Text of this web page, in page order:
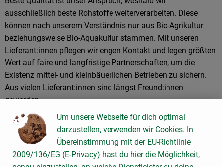
ausschließlich beste Rohstoffe weiterverarbeiten. Diese
können nach unserem Verständnis nur aus Bio-Agrikultur
beziehungsweise Bio-Aquakultur stammen. Mit unseren
Lieferant:innen pflegen wir engen Kontakt und legen größten
Wert auf faire und langfristige Partnerschaften, um die
Existenz mittel- und kleinbäuerlichen Betrieben zu sichern.
Aus vielen Lieferant:innen sind längst Freund:innen
geworden.
Seit 1986 setzten wir uns als Bio-Pionier für beste Bio-
Feinkost und nachhaltige Feinkostspezialitäten ein.
Gegründet 1983, fiel schon drei Jahre später eine
Entscheidung, die maßgeblichen Einfluss auf die weitere
Firmenhistorie nehmen sollte: 1986 entschieden wir uns für
Um unsere Webseite für dich optimal
darzustellen, verwenden wir Cookies. In
Übereinstimmung mit der EU-Richtlinie
2009/136/EG (E-Privacy) hast du hier die Möglichkeit,